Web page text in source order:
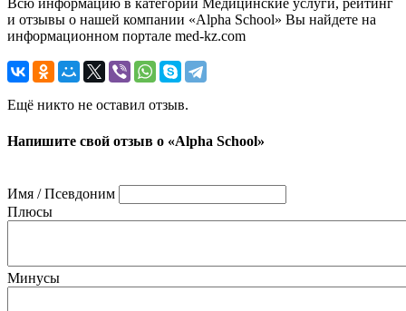
Всю информацию в категории Медицинские услуги, рейтинг
и отзывы о нашей компании «Alpha School» Вы найдете на
информационном портале med-kz.com
Ещё никто не оставил отзыв.
Напишите свой отзыв о «Alpha School»
Имя / Псевдоним
Плюсы
Минусы